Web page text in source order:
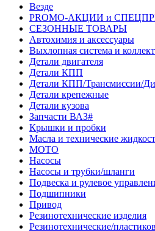
Везде
PROMO-АКЦИИ и
СЕЗОННЫЕ ТОВАРЫ
Автохимия и аксессуары
Выхлопная система и
Детали двигателя
Детали КПП
Детали КПП/Трансмиссии/
Детали крепежные
Детали кузова
Запчасти ВАЗ#
Крышки и пробки
Масла и технические
МОТО
Насосы
Насосы и трубки/шланги
Подвеска и рулевое
Подшипники
Привод
Резинотехнические изделия
Резинотехнические/